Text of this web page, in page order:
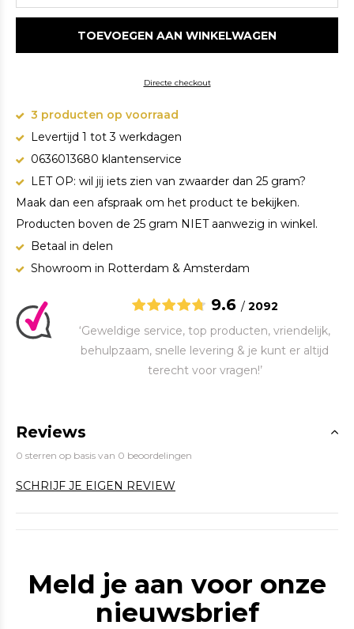
TOEVOEGEN AAN WINKELWAGEN
Directe checkout
3 producten op voorraad
Levertijd 1 tot 3 werkdagen
0636013680 klantenservice
LET OP: wil jij iets zien van zwaarder dan 25 gram?
Maak dan een afspraak om het product te bekijken.
Producten boven de 25 gram NIET aanwezig in winkel.
Betaal in delen
Showroom in Rotterdam & Amsterdam
9.6 / 2092
‘Geweldige service, top producten, vriendelijk,
behulpzaam, snelle levering & je kunt er altijd
terecht voor vragen!’
Reviews
0 sterren op basis van 0 beoordelingen
SCHRIJF JE EIGEN REVIEW
Meld je aan voor onze
nieuwsbrief